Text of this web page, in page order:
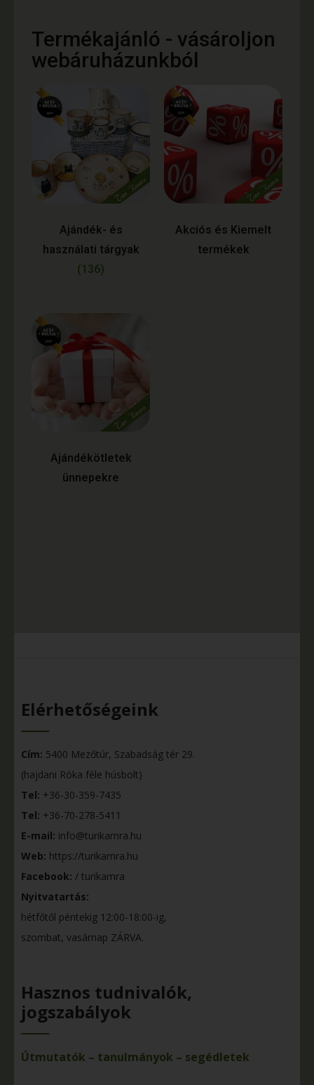
Termékajánló - vásároljon
webáruházunkból
Ajándék- és
használati tárgyak
(136)
Akciós és Kiemelt
termékek
Ajándékötletek
ünnepekre
Elérhetőségeink
Cím: 5400 Mezőtúr, Szabadság tér 29.
(hajdani Róka féle húsbolt)
Tel: +36-30-359-7435
Tel: +36-70-278-5411
E-mail: info@turikamra.hu
Web: https://turikamra.hu
Facebook: / turikamra
Nyitvatartás:
hétfőtől péntekig 12:00-18:00-ig,
szombat, vasárnap ZÁRVA.
Hasznos tudnivalók,
jogszabályok
Útmutatók – tanulmányok – segédletek